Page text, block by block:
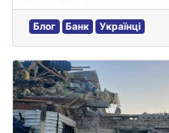
Блог Банк Українці